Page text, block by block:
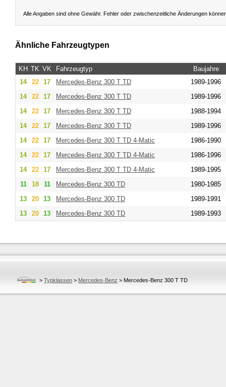
Alle Angaben sind ohne Gewähr. Fehler oder zwischenzeitliche Änderungen
Ähnliche Fahrzeugtypen
KH TK VK Fahrzeugtyp
Baujahre
14
22 17 Mercedes-Benz 300 T TD
1989-1996
14
22 17 Mercedes-Benz 300 T TD
1989-1996
14
22 17 Mercedes-Benz 300 T TD
1988-1994
14
22 17 Mercedes-Benz 300 T TD
1989-1996
14
22 17 Mercedes-Benz 300 T TD 4-Matic
1986-1990
14
22 17 Mercedes-Benz 300 T TD 4-Matic
1986-1996
14
22 17 Mercedes-Benz 300 T TD 4-Matic
1989-1995
11
18 11 Mercedes-Benz 300 TD
1980-1985
13
20 13 Mercedes-Benz 300 TD
1989-1991
13
20 13 Mercedes-Benz 300 TD 1989-1993
> Typklassen > Mercedes-Benz > Mercedes-Benz 300 T TD